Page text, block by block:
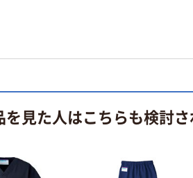
を見た人はこちらも検討